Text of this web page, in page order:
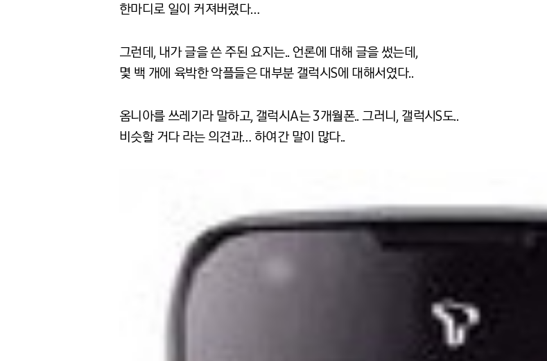
한마디로 일이 커져버렸다…
그런데, 내가 글을 쓴 주된 요지는.. 언론에 대해 글을 썼는데,
몇 백 개에 육박한 악플들은 대부분 갤럭시S에 대해서였다..
옴니아를 쓰레기라 말하고, 갤럭시A는 3개월폰.. 그러니, 갤럭시S도..
비슷할 거다 라는 의견과… 하여간 말이 많다..